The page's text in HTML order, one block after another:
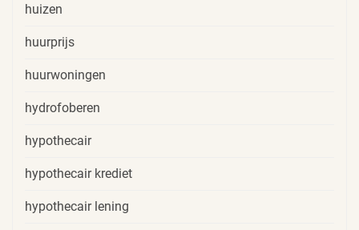
huizen
huurprijs
huurwoningen
hydrofoberen
hypothecair
hypothecair krediet
hypothecair lening